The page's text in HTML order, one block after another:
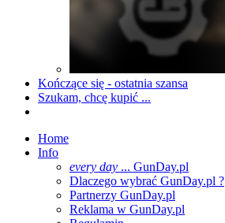
Kończące się - ostatnia szansa
Szukam, chcę kupić ...
Home
Info
every day ... GunDay.pl
Dlaczego wybrać GunDay.pl ?
Partnerzy GunDay.pl
Reklama w GunDay.pl